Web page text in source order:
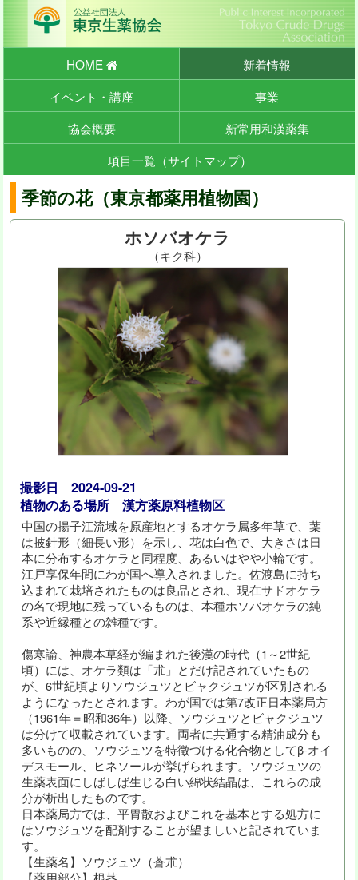
HOME
新着情報
イベント・講座
事業
協会概要
新常用和漢薬集
項目一覧（サイトマップ）
季節の花（東京都薬用植物園）
ホソバオケラ
（キク科）
撮影日 2024-09-21
植物のある場所 漢方薬原料植物区
中国の揚子江流域を原産地とするオケラ属多年草で、葉
は披針形（細長い形）を示し、花は白色で、大きさは日
本に分布するオケラと同程度、あるいはやや小輪です。
江戸享保年間にわが国へ導入されました。佐渡島に持ち
込まれて栽培されたものは良品とされ、現在サドオケラ
の名で現地に残っているものは、本種ホソバオケラの純
系や近縁種との雑種です。
傷寒論、神農本草経が編まれた後漢の時代（1～2世紀
頃）には、オケラ類は「朮」とだけ記されていたもの
が、6世紀頃よりソウジュツとビャクジュツが区別される
ようになったとされます。わが国では第7改正日本薬局方
（1961年＝昭和36年）以降、ソウジュツとビャクジュツ
は分けて収載されています。両者に共通する精油成分も
多いものの、ソウジュツを特徴づける化合物としてβ-オイ
デスモール、ヒネソールが挙げられます。ソウジュツの
生薬表面にしばしば生じる白い綿状結晶は、これらの成
分が析出したものです。
日本薬局方では、平胃散およびこれを基本とする処方に
はソウジュツを配剤することが望ましいと記されていま
す。
【生薬名】ソウジュツ（蒼朮）